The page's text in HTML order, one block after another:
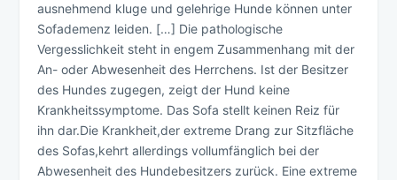
ausnehmend kluge und gelehrige Hunde können unter
Sofademenz leiden. […] Die pathologische
Vergesslichkeit steht in engem Zusammenhang mit der
An- oder Abwesenheit des Herrchens. Ist der Besitzer
des Hundes zugegen, zeigt der Hund keine
Krankheitssymptome. Das Sofa stellt keinen Reiz für
ihn dar.Die Krankheit,der extreme Drang zur Sitzfläche
des Sofas,kehrt allerdings vollumfänglich bei der
Abwesenheit des Hundebesitzers zurück. Eine extreme